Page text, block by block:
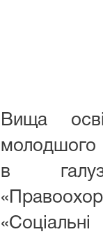
Вища
молодшого
в